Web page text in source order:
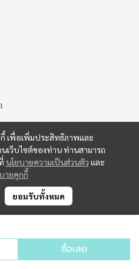
ซื้อเลย
เพื่อเพิ่มประสิทธิภาพและ
เว็บไซต์ของท่าน ท่านสามารถ
นโยบายความเป็นส่วนตัว และ
ายคุกกี้
ยอมรับทั้งหมด
| Powered by siamderma.com
MakeWebEasy